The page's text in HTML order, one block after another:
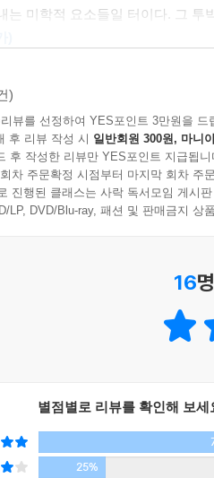
던 상처투성이의 어린 미용을 구
는 미학적 요소들일 터이다. 그 투
아니라 사람을 오롯하게 담아내
을 지키려는 기도로 읽혔다.
해하기는 어렵지만 책의 ‘일러
은 타인을 이해하기 위한 새로
)
뷰를 선정하여 YES포인트 3만원을 드
후 리뷰 작성 시 일반회원 300원, 마니
후 작성한 리뷰만 YES포인트 지급됩니
차 주문확정 시점부터 마지막 회차 주
진행된 클래스는 사락 독서모임 게시
LP, DVD/Blu-ray, 패션 및 판매금지 상
16
별점별로 리뷰를 확인해 보세
25%